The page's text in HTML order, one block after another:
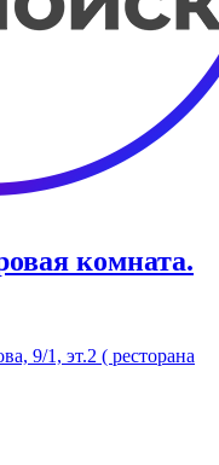
комната.
9/1, эт.2 ( ресторана